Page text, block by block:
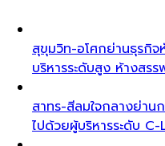
สุขุมวิท-อโศกย่านธุรกิจ
บริหารระดับสูง ห้างสร
สาทร-สีลมใจกลางย่าน
ไปด้วยผู้บริหารระดับ C-